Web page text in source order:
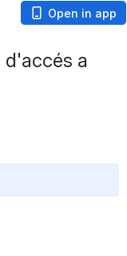
Open in app
a